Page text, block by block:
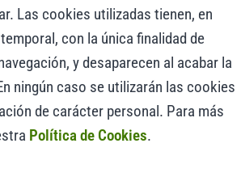
Las cookies utilizadas tienen, en
con la única finalidad de
y desaparecen al acabar la
ningún caso se utilizarán las cookies
de carácter personal. Para más
Política de Cookies.